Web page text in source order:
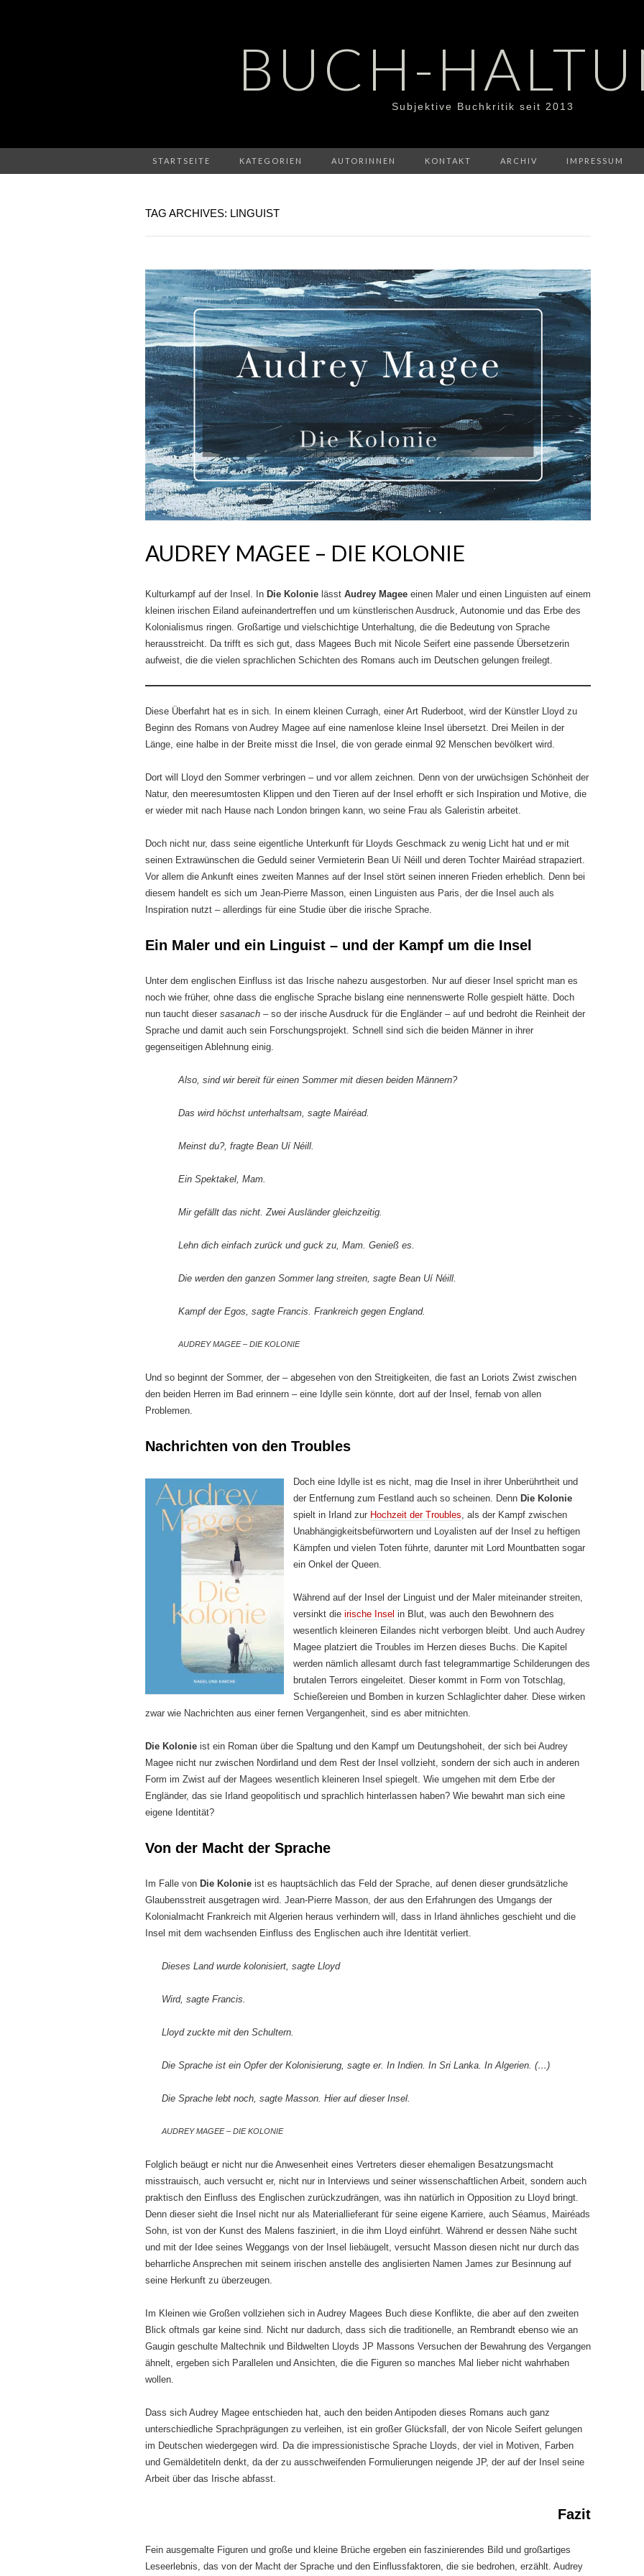
BUCH-
Subjektive Buchkritik seit 2013
STARTSEITE KATEGORIEN AUTORINNEN KONTAKT ARCHIV IMPRESSUM
TAG ARCHIVES: LINGUIST
AUDREY MAGEE – DIE KOLONIE
Kulturkampf auf der Insel. In Die Kolonie lässt Audrey Magee einen Maler und einen Linguisten auf einem
kleinen irischen Eiland aufeinandertreffen und um künstlerischen Ausdruck, Autonomie und das Erbe des
Kolonialismus ringen. Großartige und vielschichtige Unterhaltung, die die Bedeutung von Sprache
herausstreicht. Da trifft es sich gut, dass Magees Buch mit Nicole Seifert eine passende Übersetzerin
aufweist, die die vielen sprachlichen Schichten des Romans auch im Deutschen gelungen freilegt.
Diese Überfahrt hat es in sich. In einem kleinen Curragh, einer Art Ruderboot, wird der Künstler Lloyd zu
Beginn des Romans von Audrey Magee auf eine namenlose kleine Insel übersetzt. Drei Meilen in der
Länge, eine halbe in der Breite misst die Insel, die von gerade einmal 92 Menschen bevölkert wird.
Dort will Lloyd den Sommer verbringen – und vor allem zeichnen. Denn von der urwüchsigen Schönheit der
Natur, den meeresumtosten Klippen und den Tieren auf der Insel erhofft er sich Inspiration und Motive, die
er wieder mit nach Hause nach London bringen kann, wo seine Frau als Galeristin arbeitet.
Doch nicht nur, dass seine eigentliche Unterkunft für Lloyds Geschmack zu wenig Licht hat und er mit
seinen Extrawünschen die Geduld seiner Vermieterin Bean Uí Néill und deren Tochter Mairéad strapaziert.
Vor allem die Ankunft eines zweiten Mannes auf der Insel stört seinen inneren Frieden erheblich. Denn bei
diesem handelt es sich um Jean-Pierre Masson, einen Linguisten aus Paris, der die Insel auch als
Inspiration nutzt – allerdings für eine Studie über die irische Sprache.
Ein Maler und ein Linguist – und der Kampf um die Insel
Unter dem englischen Einfluss ist das Irische nahezu ausgestorben. Nur auf dieser Insel spricht man es
noch wie früher, ohne dass die englische Sprache bislang eine nennenswerte Rolle gespielt hätte. Doch
nun taucht dieser sasanach – so der irische Ausdruck für die Engländer – auf und bedroht die Reinheit der
Sprache und damit auch sein Forschungsprojekt. Schnell sind sich die beiden Männer in ihrer
gegenseitigen Ablehnung einig.
Also, sind wir bereit für einen Sommer mit diesen beiden Männern?
Das wird höchst unterhaltsam, sagte Mairéad.
Meinst du?, fragte Bean Uí Néill.
Ein Spektakel, Mam.
Mir gefällt das nicht. Zwei Ausländer gleichzeitig.
Lehn dich einfach zurück und guck zu, Mam. Genieß es.
Die werden den ganzen Sommer lang streiten, sagte Bean Uí Néill.
Kampf der Egos, sagte Francis. Frankreich gegen England.
AUDREY MAGEE – DIE KOLONIE
Und so beginnt der Sommer, der – abgesehen von den Streitigkeiten, die fast an Loriots Zwist zwischen
den beiden Herren im Bad erinnern – eine Idylle sein könnte, dort auf der Insel, fernab von allen
Problemen.
Nachrichten von den Troubles
Doch eine Idylle ist es nicht, mag die Insel in ihrer Unberührtheit und
der Entfernung zum Festland auch so scheinen. Denn Die Kolonie
spielt in Irland zur Hochzeit der Troubles, als der Kampf zwischen
Unabhängigkeitsbefürwortern und Loyalisten auf der Insel zu heftigen
Kämpfen und vielen Toten führte, darunter mit Lord Mountbatten sogar
ein Onkel der Queen.
Während auf der Insel der Linguist und der Maler miteinander streiten,
versinkt die irische Insel in Blut, was auch den Bewohnern des
wesentlich kleineren Eilandes nicht verborgen bleibt. Und auch Audrey
Magee platziert die Troubles im Herzen dieses Buchs. Die Kapitel
werden nämlich allesamt durch fast telegrammartige Schilderungen des
brutalen Terrors eingeleitet. Dieser kommt in Form von Totschlag,
Schießereien und Bomben in kurzen Schlaglichter daher. Diese wirken
zwar wie Nachrichten aus einer fernen Vergangenheit, sind es aber mitnichten.
Die Kolonie ist ein Roman über die Spaltung und den Kampf um Deutungshoheit, der sich bei Audrey
Magee nicht nur zwischen Nordirland und dem Rest der Insel vollzieht, sondern der sich auch in anderen
Form im Zwist auf der Magees wesentlich kleineren Insel spiegelt. Wie umgehen mit dem Erbe der
Engländer, das sie Irland geopolitisch und sprachlich hinterlassen haben? Wie bewahrt man sich eine
eigene Identität?
Von der Macht der Sprache
Im Falle von Die Kolonie ist es hauptsächlich das Feld der Sprache, auf denen dieser grundsätzliche
Glaubensstreit ausgetragen wird. Jean-Pierre Masson, der aus den Erfahrungen des Umgangs der
Kolonialmacht Frankreich mit Algerien heraus verhindern will, dass in Irland ähnliches geschieht und die
Insel mit dem wachsenden Einfluss des Englischen auch ihre Identität verliert.
Dieses Land wurde kolonisiert, sagte Lloyd
Wird, sagte Francis.
Lloyd zuckte mit den Schultern.
Die Sprache ist ein Opfer der Kolonisierung, sagte er. In Indien. In Sri Lanka. In Algerien. (…)
Die Sprache lebt noch, sagte Masson. Hier auf dieser Insel.
AUDREY MAGEE – DIE KOLONIE
Folglich beäugt er nicht nur die Anwesenheit eines Vertreters dieser ehemaligen Besatzungsmacht
misstrauisch, auch versucht er, nicht nur in Interviews und seiner wissenschaftlichen Arbeit, sondern auch
praktisch den Einfluss des Englischen zurückzudrängen, was ihn natürlich in Opposition zu Lloyd bringt.
Denn dieser sieht die Insel nicht nur als Materiallieferant für seine eigene Karriere, auch Séamus, Mairéads
Sohn, ist von der Kunst des Malens fasziniert, in die ihm Lloyd einführt. Während er dessen Nähe sucht
und mit der Idee seines Weggangs von der Insel liebäugelt, versucht Masson diesen nicht nur durch das
beharrliche Ansprechen mit seinem irischen anstelle des anglisierten Namen James zur Besinnung auf
seine Herkunft zu überzeugen.
Im Kleinen wie Großen vollziehen sich in Audrey Magees Buch diese Konflikte, die aber auf den zweiten
Blick oftmals gar keine sind. Nicht nur dadurch, dass sich die traditionelle, an Rembrandt ebenso wie an
Gaugin geschulte Maltechnik und Bildwelten Lloyds JP Massons Versuchen der Bewahrung des Vergangen
ähnelt, ergeben sich Parallelen und Ansichten, die die Figuren so manches Mal lieber nicht wahrhaben
wollen.
Dass sich Audrey Magee entschieden hat, auch den beiden Antipoden dieses Romans auch ganz
unterschiedliche Sprachprägungen zu verleihen, ist ein großer Glücksfall, der von Nicole Seifert gelungen
im Deutschen wiedergegen wird. Da die impressionistische Sprache Lloyds, der viel in Motiven, Farben
und Gemäldetiteln denkt, da der zu ausschweifenden Formulierungen neigende JP, der auf der Insel seine
Arbeit über das Irische abfasst.
Fazit
Fein ausgemalte Figuren und große und kleine Brüche ergeben ein faszinierendes Bild und großartiges
Leseerlebnis, das von der Macht der Sprache und den Einflussfaktoren, die sie bedrohen, erzählt. Audrey